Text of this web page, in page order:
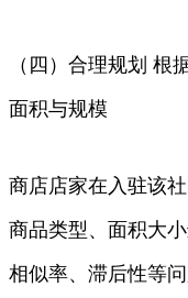
（四）合理规划 根
面积与规模
商店店家在入驻该
商品类型、面积大
相似率、滞后性等问